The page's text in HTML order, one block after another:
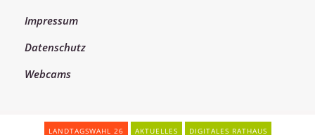
Impressum
Datenschutz
Webcams
LANDTAGSWAHL 26 AKTUELLES DIGITALES RATHAUS